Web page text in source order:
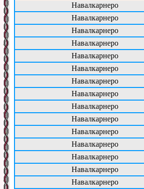
Навалкарнеро
Навалкарнеро
Навалкарнеро
Навалкарнеро
Навалкарнеро
Навалкарнеро
Навалкарнеро
Навалкарнеро
Навалкарнеро
Навалкарнеро
Навалкарнеро
Навалкарнеро
Навалкарнеро
Навалкарнеро
Навалкарнеро